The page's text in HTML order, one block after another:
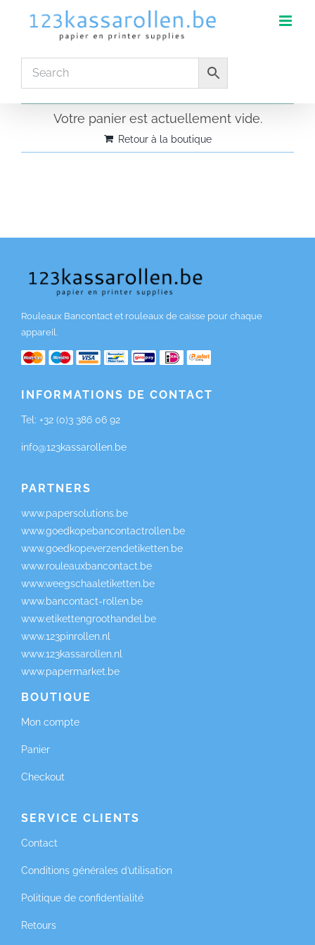
Votre panier est actuellement vide.
Retour à la boutique
Rouleaux Bancontact et rouleaux de caisse pour chaque
appareil.
INFORMATIONS DE CONTACT
Tel: +32 (0)3 386 06 92
info@123kassarollen.be
PARTNERS
www.papersolutions.be
www.goedkopebancontactrollen.be
www.goedkopeverzendetiketten.be
www.rouleauxbancontact.be
www.weegschaaletiketten.be
www.bancontact-rollen.be
www.etikettengroothandel.be
www.123pinrollen.nl
www.123kassarollen.nl
www.papermarket.be
BOUTIQUE
Mon compte
Panier
Checkout
SERVICE CLIENTS
Contact
Conditions générales d’utilisation
Politique de confidentialité
Retours